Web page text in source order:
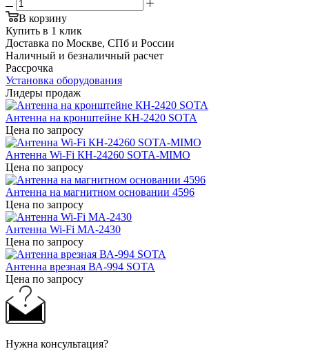
В корзину
Купить в 1 клик
Доставка по Москве, СПб и России
Наличный и безналичный расчет
Рассрочка
Установка оборудования
Лидеры продаж
Антенна на кронштейне КН-2420 SOTA
Цена по запросу
Антенна Wi-Fi КН-24260 SOTA-MIMO
Цена по запросу
Антенна на магнитном основании 4596
Цена по запросу
Антенна Wi-Fi МА-2430
Цена по запросу
Антенна врезная ВА-994 SOTA
Цена по запросу
Нужна консультация?